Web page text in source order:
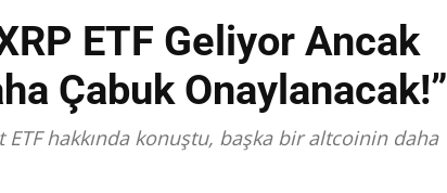
ETF Geliyor Ancak
Çabuk Onaylanacak!”
hakkında konuştu, başka bir altcoinin daha